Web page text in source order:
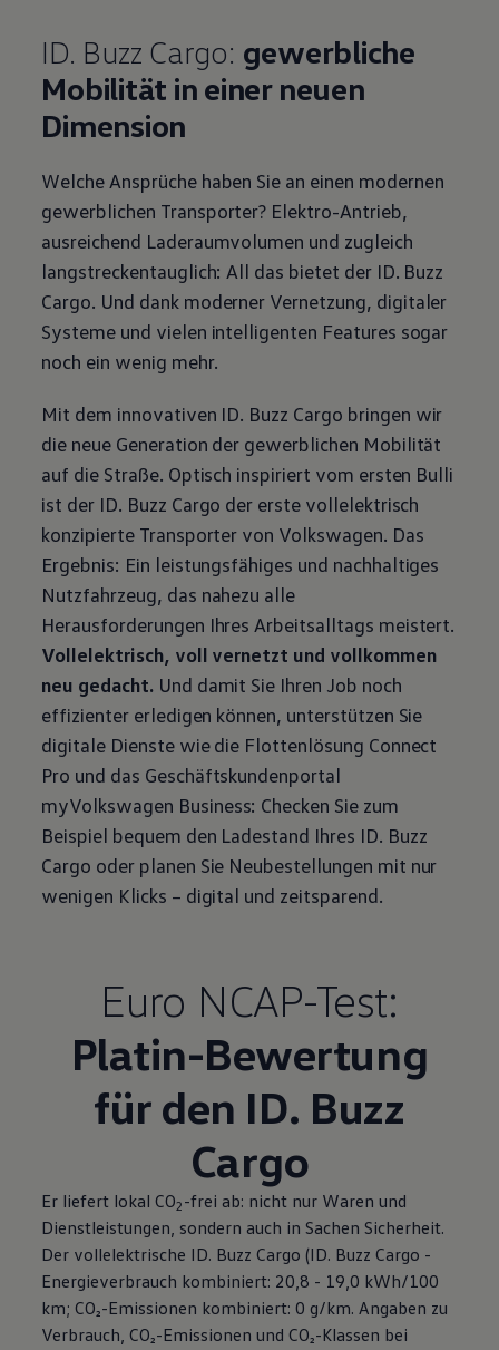
ID. Buzz Cargo: gewerbliche
Mobilität in einer neuen
Dimension
Welche Ansprüche haben Sie an einen modernen
gewerblichen Transporter? Elektro-Antrieb,
ausreichend Laderaumvolumen und zugleich
langstreckentauglich: All das bietet der ID. Buzz
Cargo. Und dank moderner Vernetzung, digitaler
Systeme und vielen intelligenten Features sogar
noch ein wenig mehr.
Mit dem innovativen ID. Buzz Cargo bringen wir
die neue Generation der gewerblichen Mobilität
auf die Straße. Optisch inspiriert vom ersten Bulli
ist der ID. Buzz Cargo der erste vollelektrisch
konzipierte Transporter von Volkswagen. Das
Ergebnis: Ein leistungsfähiges und nachhaltiges
Nutzfahrzeug, das nahezu alle
Herausforderungen Ihres Arbeitsalltags meistert.
Vollelektrisch, voll vernetzt und vollkommen
neu gedacht. Und damit Sie Ihren Job noch
effizienter erledigen können, unterstützen Sie
digitale Dienste wie die Flottenlösung Connect
Pro und das Geschäftskundenportal
myVolkswagen Business: Checken Sie zum
Beispiel bequem den Ladestand Ihres ID. Buzz
Cargo oder planen Sie Neubestellungen mit nur
wenigen Klicks – digital und zeitsparend.
Euro NCAP-Test:
Platin-Bewertung
für den ID. Buzz
Cargo
Er liefert lokal CO2 -frei ab: nicht nur Waren und
Dienstleistungen, sondern auch in Sachen Sicherheit.
Der vollelektrische ID. Buzz Cargo (ID. Buzz Cargo -
Energieverbrauch kombiniert: 20,8 - 19,0 kWh/100
km; CO₂-Emissionen kombiniert: 0 g/km. Angaben zu
Verbrauch, CO₂-Emissionen und CO₂-Klassen bei